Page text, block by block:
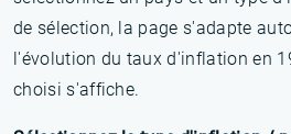
de sélection, la page s'adapte
l'évolution du taux d'inflation en
choisi s'affiche.